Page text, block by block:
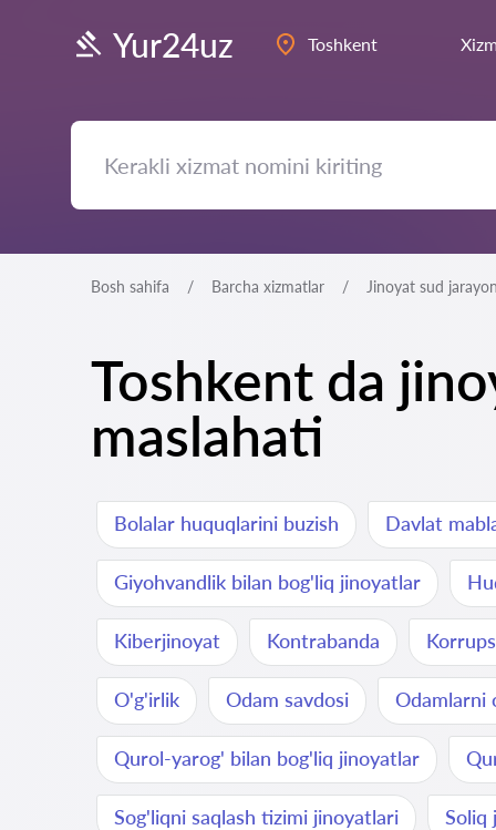
Yur24uz Toshkent
Bosh sahifa Barcha xizmatlar Jinoyat sud
Toshkent da
maslahati
Bolalar huquqlarini buzish Davlat
Giyohvandlik bilan bog'liq jinoyatlar
Kiberjinoyat Kontrabanda
O'g'irlik Odam savdosi Odamlarni
Qurol-yarog' bilan bog'liq jinoyatlar
Sog'liqni saqlash tizimi jinoyatlari Soliq